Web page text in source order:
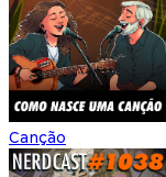
Canção